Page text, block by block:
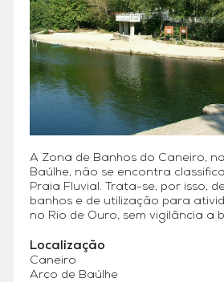
A Zona de Banhos do Caneiro,
Baúlhe, não se encontra
Praia Fluvial. Trata-se, por isso,
banhos e de utilização para
no Rio de Ouro, sem vigilância a
Localização
Caneiro
Arco de Baúlhe